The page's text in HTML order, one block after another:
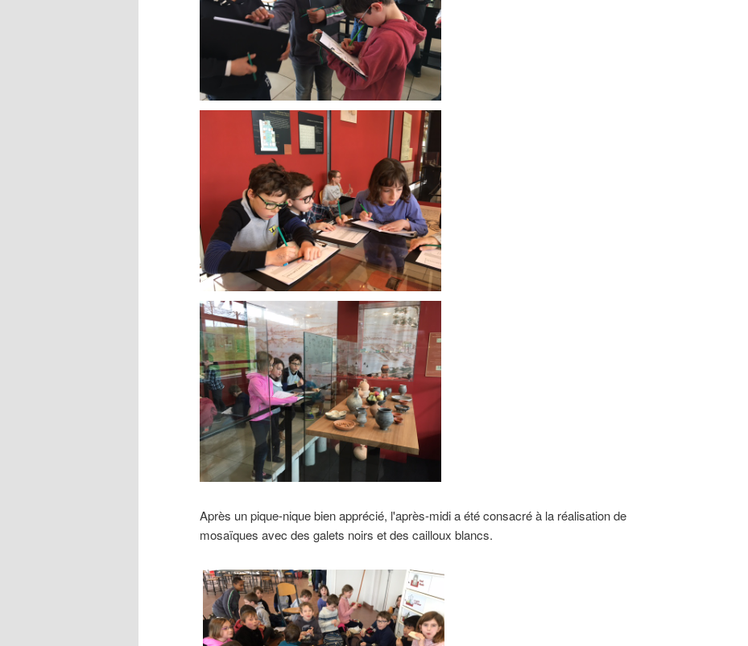
Après un pique-nique bien apprécié, l'après-midi a été consacré à la réalisation de
mosaïques avec des galets noirs et des cailloux blancs.